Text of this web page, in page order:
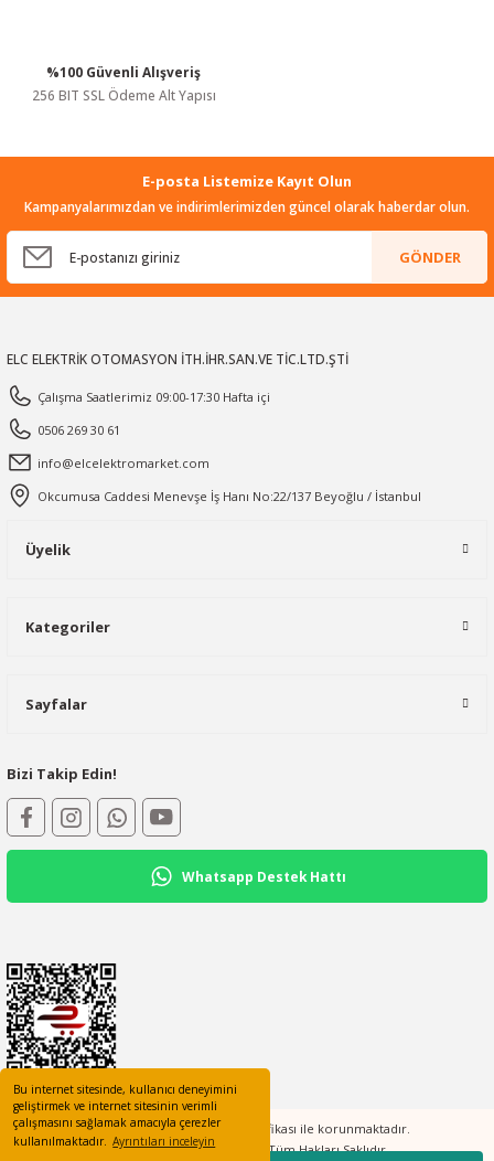
Bu internet sitesinde, kullanıcı deneyimini
geliştirmek ve internet sitesinin verimli
çalışmasını sağlamak amacıyla çerezler
kullanılmaktadır. Ayrıntıları inceleyin
%100 Güvenli Alışveriş
256 BIT SSL Ödeme Alt Yapısı
E-posta Listemize Kayıt Olun
Kampanyalarımızdan ve indirimlerimizden güncel olarak haberdar olun.
GÖNDER
ELC ELEKTRİK OTOMASYON İTH.İHR.SAN.VE TİC.LTD.ŞTİ
Çalışma Saatlerimiz 09:00-17:30 Hafta içi
0506 269 30 61
info@elcelektromarket.com
Okcumusa Caddesi Menevşe İş Hanı No:22/137 Beyoğlu / İstanbul
Üyelik
Kategoriler
Sayfalar
Bizi Takip Edin!
Whatsapp Destek Hattı
Tüm bilgileriniz 256bit SSL Sertifikası ile korunmaktadır.
©2023 elcotomasyon.com Tüm Hakları Saklıdır